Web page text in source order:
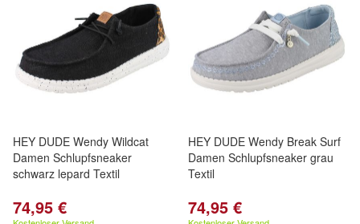
HEY DUDE Wendy Wildcat
Damen Schlupfsneaker
schwarz lepard Textil
74,95 €
HEY DUDE Wendy Break Surf
Damen Schlupfsneaker grau
Textil
74,95 €